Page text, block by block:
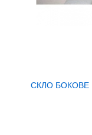
СКЛО БОКОВЕ